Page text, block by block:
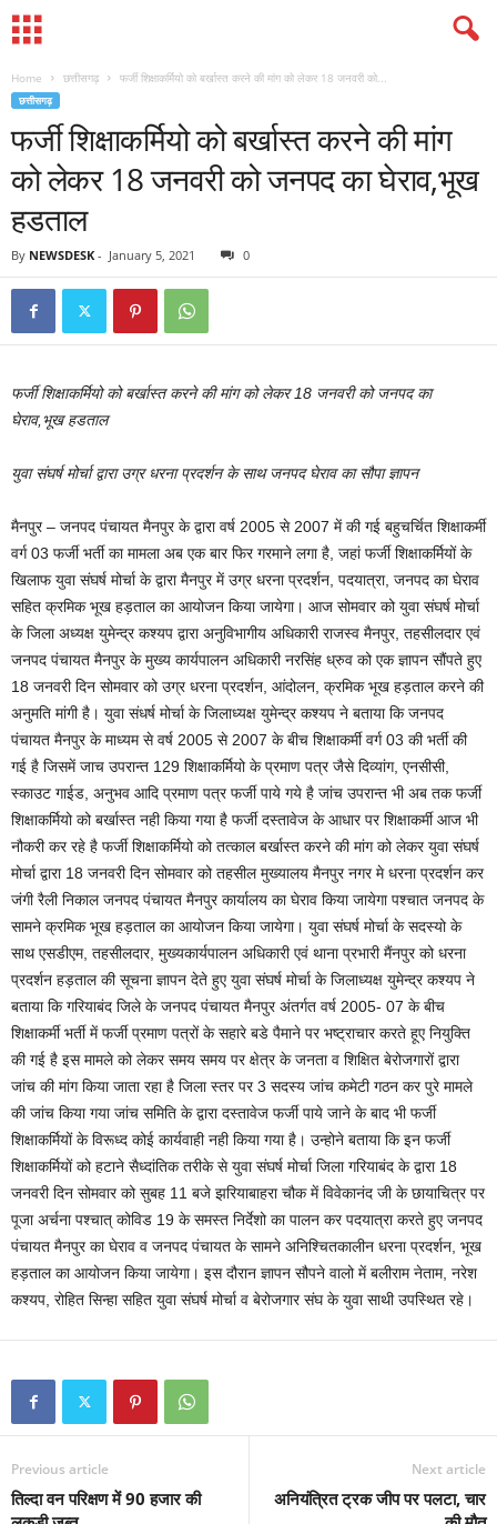
Home छत्तीसगढ़ फर्जी शिक्षाकर्मियो को बर्खास्त करने की मांग को लेकर 18 जनवरी को...
छत्तीसगढ़
फर्जी शिक्षाकर्मियो को बर्खास्त करने की मांग
को लेकर 18 जनवरी को जनपद का घेराव,भूख
हडताल
By NEWSDESK - January 5, 2021 0
फर्जी शिक्षाकर्मियो को बर्खास्त करने की मांग को लेकर 18 जनवरी को जनपद का
घेराव,भूख हडताल
युवा संघर्ष मोर्चा द्वारा उग्र धरना प्रदर्शन के साथ जनपद घेराव का सौपा ज्ञापन
मैनपुर – जनपद पंचायत मैनपुर के द्वारा वर्ष 2005 से 2007 में की गई बहुचर्चित शिक्षाकर्मी
वर्ग 03 फर्जी भर्ती का मामला अब एक बार फिर गरमाने लगा है, जहां फर्जी शिक्षाकर्मियों के
खिलाफ युवा संघर्ष मोर्चा के द्वारा मैनपुर में उग्र धरना प्रदर्शन, पदयात्रा, जनपद का घेराव
सहित क्रमिक भूख हड़ताल का आयोजन किया जायेगा। आज सोमवार को युवा संघर्ष मोर्चा
के जिला अध्यक्ष युमेन्द्र कश्यप द्वारा अनुविभागीय अधिकारी राजस्व मैनपुर, तहसीलदार एवं
जनपद पंचायत मैनपुर के मुख्य कार्यपालन अधिकारी नरसिंह ध्रुव को एक ज्ञापन सौंपते हुए
18 जनवरी दिन सोमवार को उग्र धरना प्रदर्शन, आंदोलन, क्रमिक भूख हड़ताल करने की
अनुमति मांगी है। युवा संधर्ष मोर्चा के जिलाध्यक्ष युमेन्द्र कश्यप ने बताया कि जनपद
पंचायत मैनपुर के माध्यम से वर्ष 2005 से 2007 के बीच शिक्षाकर्मी वर्ग 03 की भर्ती की
गई है जिसमें जाच उपरान्त 129 शिक्षाकर्मियो के प्रमाण पत्र जैसे दिव्यांग, एनसीसी,
स्काउट गाईड, अनुभव आदि प्रमाण पत्र फर्जी पाये गये है जांच उपरान्त भी अब तक फर्जी
शिक्षाकर्मियो को बर्खास्त नही किया गया है फर्जी दस्तावेज के आधार पर शिक्षाकर्मी आज भी
नौकरी कर रहे है फर्जी शिक्षाकर्मियो को तत्काल बर्खास्त करने की मांग को लेकर युवा संघर्ष
मोर्चा द्वारा 18 जनवरी दिन सोमवार को तहसील मुख्यालय मैनपुर नगर मे धरना प्रदर्शन कर
जंगी रैली निकाल जनपद पंचायत मैनपुर कार्यालय का घेराव किया जायेगा पश्चात जनपद के
सामने क्रमिक भूख हड़ताल का आयोजन किया जायेगा। युवा संघर्ष मोर्चा के सदस्यो के
साथ एसडीएम, तहसीलदार, मुख्यकार्यपालन अधिकारी एवं थाना प्रभारी मैंनपुर को धरना
प्रदर्शन हड़ताल की सूचना ज्ञापन देते हुए युवा संघर्ष मोर्चा के जिलाध्यक्ष युमेन्द्र कश्यप ने
बताया कि गरियाबंद जिले के जनपद पंचायत मैनपुर अंतर्गत वर्ष 2005- 07 के बीच
शिक्षाकर्मी भर्ती में फर्जी प्रमाण पत्रों के सहारे बडे पैमाने पर भष्ट्राचार करते हूए नियुक्ति
की गई है इस मामले को लेकर समय समय पर क्षेत्र के जनता व शिक्षित बेरोजगारों द्वारा
जांच की मांग किया जाता रहा है जिला स्तर पर 3 सदस्य जांच कमेटी गठन कर पुरे मामले
की जांच किया गया जांच समिति के द्वारा दस्तावेज फर्जी पाये जाने के बाद भी फर्जी
शिक्षाकर्मियों के विरूध्द कोई कार्यवाही नही किया गया है। उन्होने बताया कि इन फर्जी
शिक्षाकर्मियों को हटाने सैध्दांतिक तरीके से युवा संघर्ष मोर्चा जिला गरियाबंद के द्वारा 18
जनवरी दिन सोमवार को सुबह 11 बजे झरियाबाहरा चौक में विवेकानंद जी के छायाचित्र पर
पूजा अर्चना पश्चात् कोविड 19 के समस्त निर्देशो का पालन कर पदयात्रा करते हुए जनपद
पंचायत मैनपुर का घेराव व जनपद पंचायत के सामने अनिश्चितकालीन धरना प्रदर्शन, भूख
हड़ताल का आयोजन किया जायेगा। इस दौरान ज्ञापन सौपने वालो में बलीराम नेताम, नरेश
कश्यप, रोहित सिन्हा सहित युवा संघर्ष मोर्चा व बेरोजगार संघ के युवा साथी उपस्थित रहे।
Previous article
तिल्दा वन परिक्षण में 90 हजार की
Next article
अनियंत्रित ट्रक जीप पर पलटा, चार